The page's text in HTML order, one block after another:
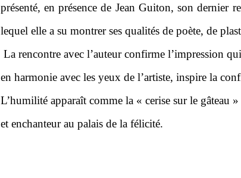
présenté, en présence de Jean Guiton, son
lequel elle a su montrer ses qualités de poète, de
La rencontre avec l’auteur confirme l’impression
en harmonie avec les yeux de l’artiste, inspire la
L’humilité apparaît comme la « cerise sur le gâteau
et enchanteur au palais de la félicité.